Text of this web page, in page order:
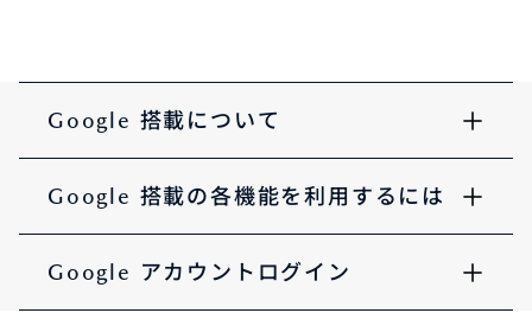
Google 搭載について
Google 搭載の各機能を利用するには
Google アカウントログイン